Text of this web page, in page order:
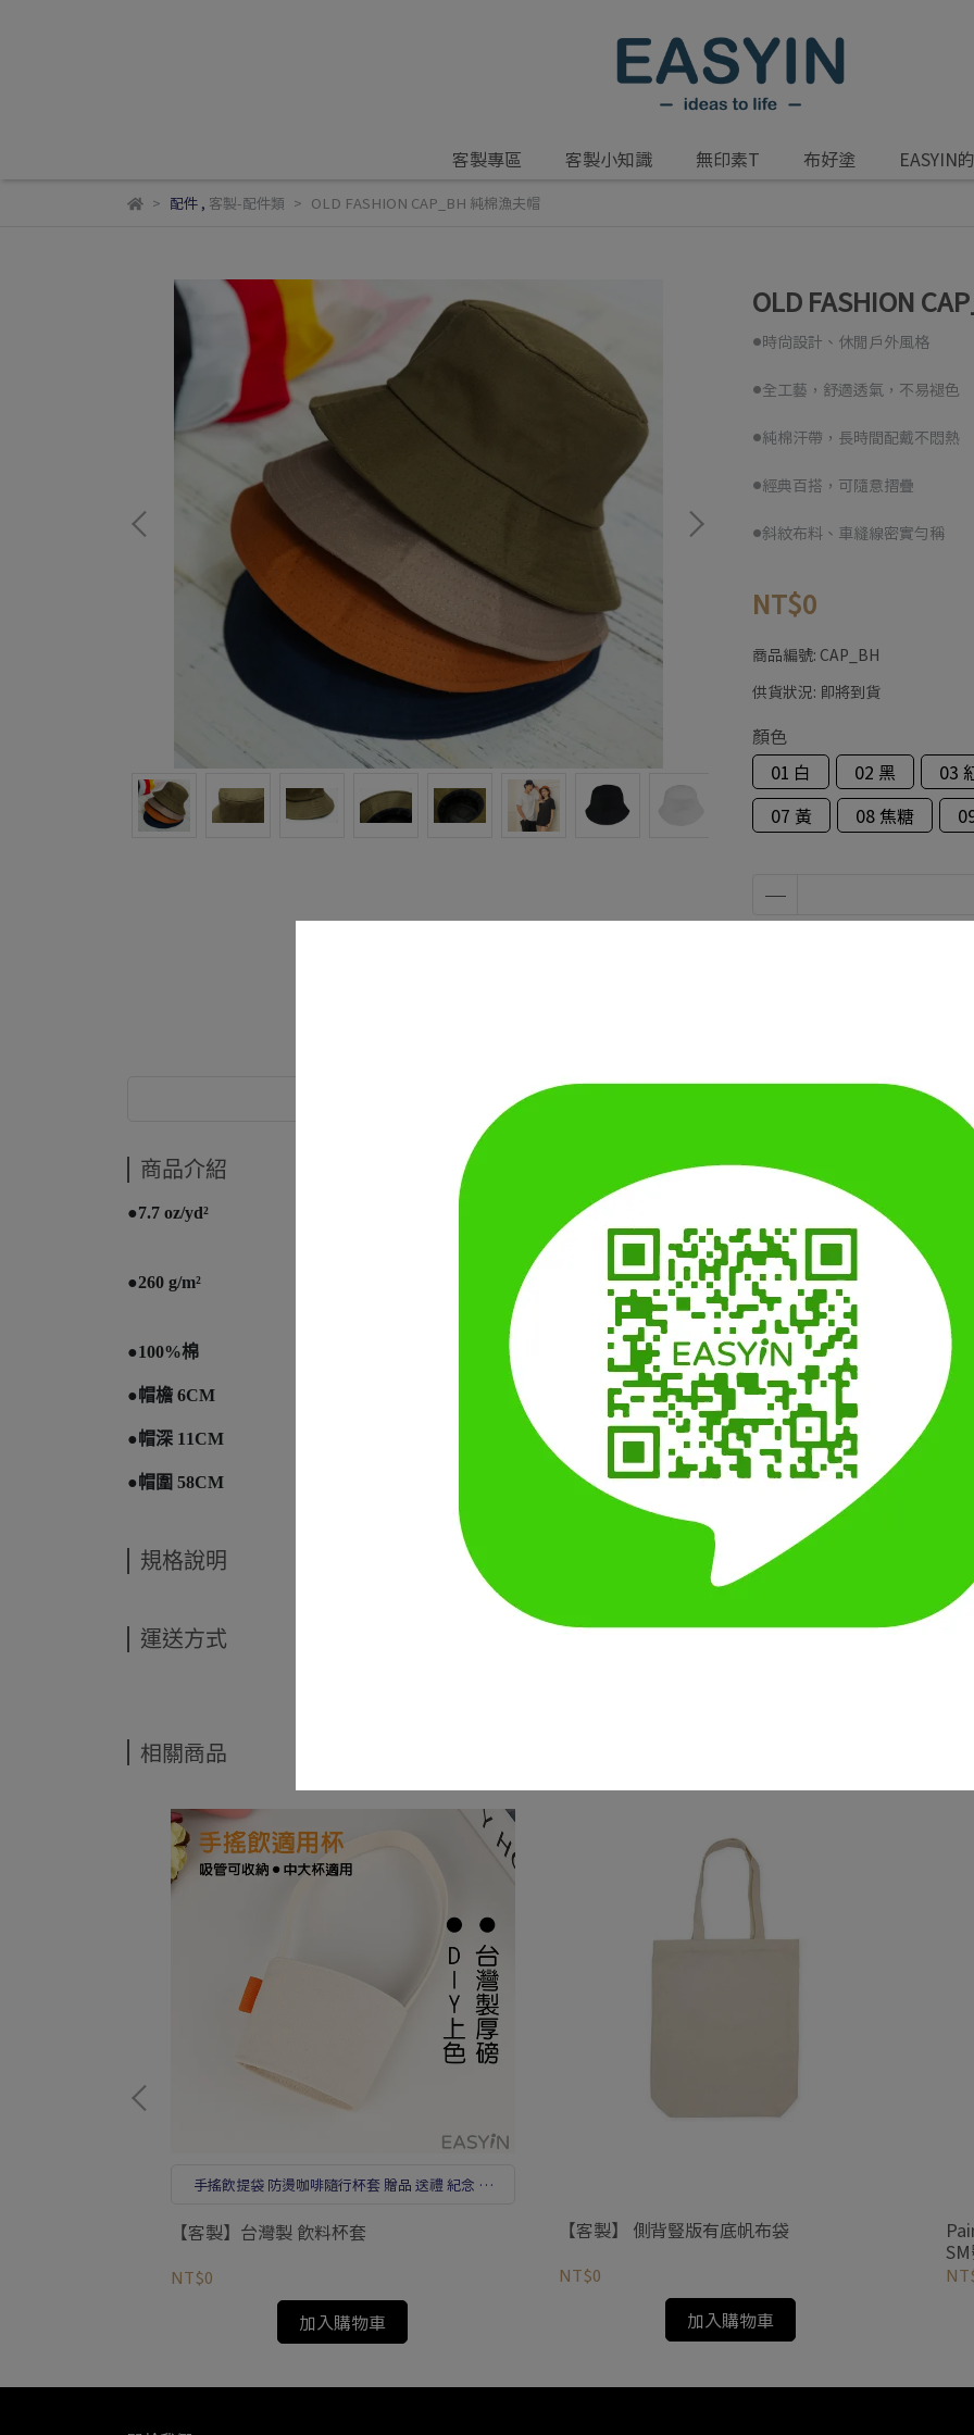
客製專區 客製小知識 無印素T 布好塗 EASYIN
配件, 客製-配件類 OLD FASHION CAP_BH 純棉漁夫帽
OLD FASHION
●時尚設計、休閒戶外風格
●全工藝，舒適透氣，不易褪色
●純棉汗帶，長時間配戴不悶熱
●經典百搭，可隨意摺疊
●斜紋布料、車縫線密實勻稱
NT$0
商品編號: CAP_BH
供貨狀況: 即將到貨
顏色
01 白
02 黑
03
07 黃
08 焦糖
商品介紹
●7.7 oz/yd²
●260 g/m²
●100%棉
●帽檐 6CM
●帽深 11CM
●帽圍 58CM
規格說明
運送方式
相關商品
手搖飲提袋 防燙咖啡隨行杯套 贈品 送禮 紀念 婚
【客製】台灣製 飲料杯套
NT$0
加入購物車
【客製】 側背豎版有底帆布袋
NT$0
加入購物車